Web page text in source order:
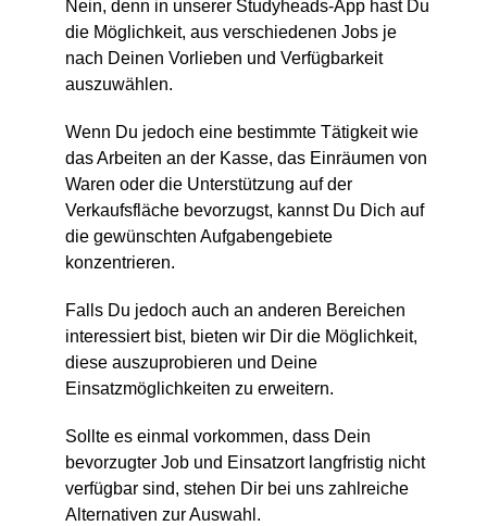
Nein, denn in unserer Studyheads-App hast Du
die Möglichkeit, aus verschiedenen Jobs je
nach Deinen Vorlieben und Verfügbarkeit
auszuwählen.
Wenn Du jedoch eine bestimmte Tätigkeit wie
das Arbeiten an der Kasse, das Einräumen von
Waren oder die Unterstützung auf der
Verkaufsfläche bevorzugst, kannst Du Dich auf
die gewünschten Aufgabengebiete
konzentrieren.
Falls Du jedoch auch an anderen Bereichen
interessiert bist, bieten wir Dir die Möglichkeit,
diese auszuprobieren und Deine
Einsatzmöglichkeiten zu erweitern.
Sollte es einmal vorkommen, dass Dein
bevorzugter Job und Einsatzort langfristig nicht
verfügbar sind, stehen Dir bei uns zahlreiche
Alternativen zur Auswahl.